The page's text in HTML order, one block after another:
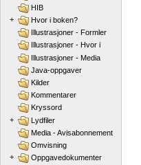
HIB
+
Hvor i boken?
Illustrasjoner - Formler
Illustrasjoner - Hvor i
Illustrasjoner - Media
Java-oppgaver
Kilder
Kommentarer
Kryssord
+
Lydfiler
Media - Avisabonnement
Omvisning
+
Oppgavedokumenter